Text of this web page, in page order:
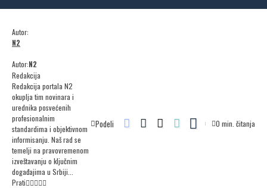
Autor:
N2
Autor:N2
Redakcija
Redakcija portala N2
okuplja tim novinara i
urednika posvećenih
profesionalnim
standardima i objektivnom
informisanju. Naš rad se
temelji na pravovremenom
izveštavanju o ključnim
događajima u Srbiji...
Prati
Podeli 0 min. čitanja